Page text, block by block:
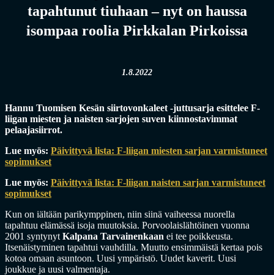
tapahtunut tiuhaan – nyt on haussa
isompaa roolia Pirkkalan Pirkoissa
1.8.2022
Hannu Tuomisen Kesän siirtovonkaleet -juttusarja esittelee F-
liigan miesten ja naisten sarjojen suven kiinnostavimmat
pelaajasiirrot.
Lue myös: Päivittyvä lista: F-liigan miesten sarjan varmistuneet
sopimukset
Lue myös: Päivittyvä lista: F-liigan naisten sarjan varmistuneet
sopimukset
Kun on iältään parikymppinen, niin siinä vaiheessa nuorella
tapahtuu elämässä isoja muutoksia. Porvoolaislähtöinen vuonna
2001 syntynyt Kalpana Tarvainenkaan ei tee poikkeusta.
Itsenäistyminen tapahtui vauhdilla. Muutto ensimmäistä kertaa pois
kotoa omaan asuntoon. Uusi ympäristö. Uudet kaverit. Uusi
joukkue ja uusi valmentaja.